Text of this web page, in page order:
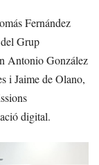
Fernández
Grup
Antonio González
i Jaime de Olano,
digital.